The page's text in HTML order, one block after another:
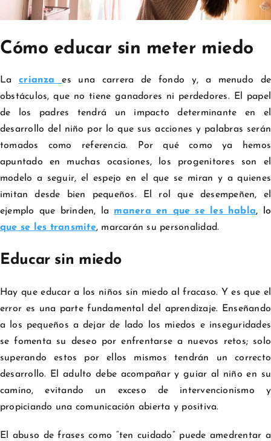
Cómo educar sin meter miedo
Lacrianzaes una carrera de fondo y, a menudo de
obstáculos, que no tiene ganadores ni perdedores. El papel
de los padres tendrá un impacto determinante en el
desarrollo del niño por lo que sus acciones y palabras serán
tomados como referencia. Por qué como ya hemos
apuntado en muchas ocasiones, los progenitores son el
modelo a seguir, el espejo en el que se miran y a quienes
imitan desde bien pequeños. El rol que desempeñen, el
ejemplo que brinden, la manera en que se les habla, lo
que se les transmite, marcarán su personalidad.
Educar sin miedo
Hay que educar a los niños sin miedo al fracaso. Y es que el
error es una parte fundamental del aprendizaje. Enseñando
a los pequeños a dejar de lado los miedos e inseguridades
se fomenta su deseo por enfrentarse a nuevos retos; solo
superando estos por ellos mismos tendrán un correcto
desarrollo. El adulto debe acompañar y guiar al niño en su
camino, evitando un exceso de intervencionismo y
propiciando una comunicación abierta y positiva.
El abuso de frases como “ten cuidado” puede amedrentar a